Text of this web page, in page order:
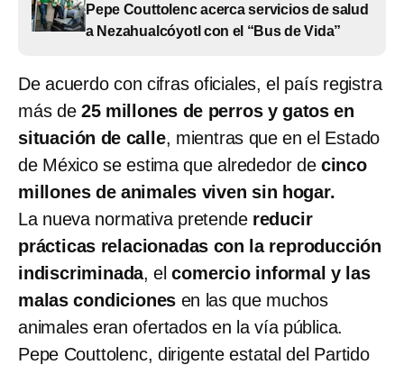
Pepe Couttolenc acerca servicios de salud
a Nezahualcóyotl con el “Bus de Vida”
De acuerdo con cifras oficiales, el país registra
más de 25 millones de perros y gatos en
situación de calle, mientras que en el Estado
de México se estima que alrededor de cinco
millones de animales viven sin hogar.
La nueva normativa pretende reducir
prácticas relacionadas con la reproducción
indiscriminada, elcomercio informal y las
malas condiciones en las que muchos
animales eran ofertados en la vía pública.
Pepe Couttolenc, dirigente estatal del Partido